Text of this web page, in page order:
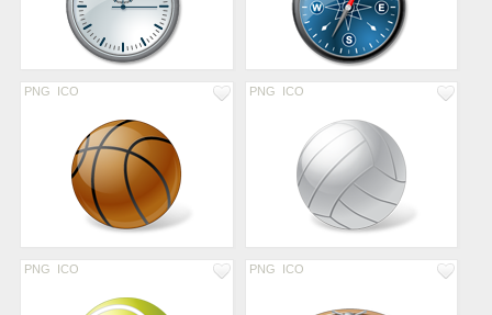
PNG ICO PNG ICO
PNG ICO PNG ICO